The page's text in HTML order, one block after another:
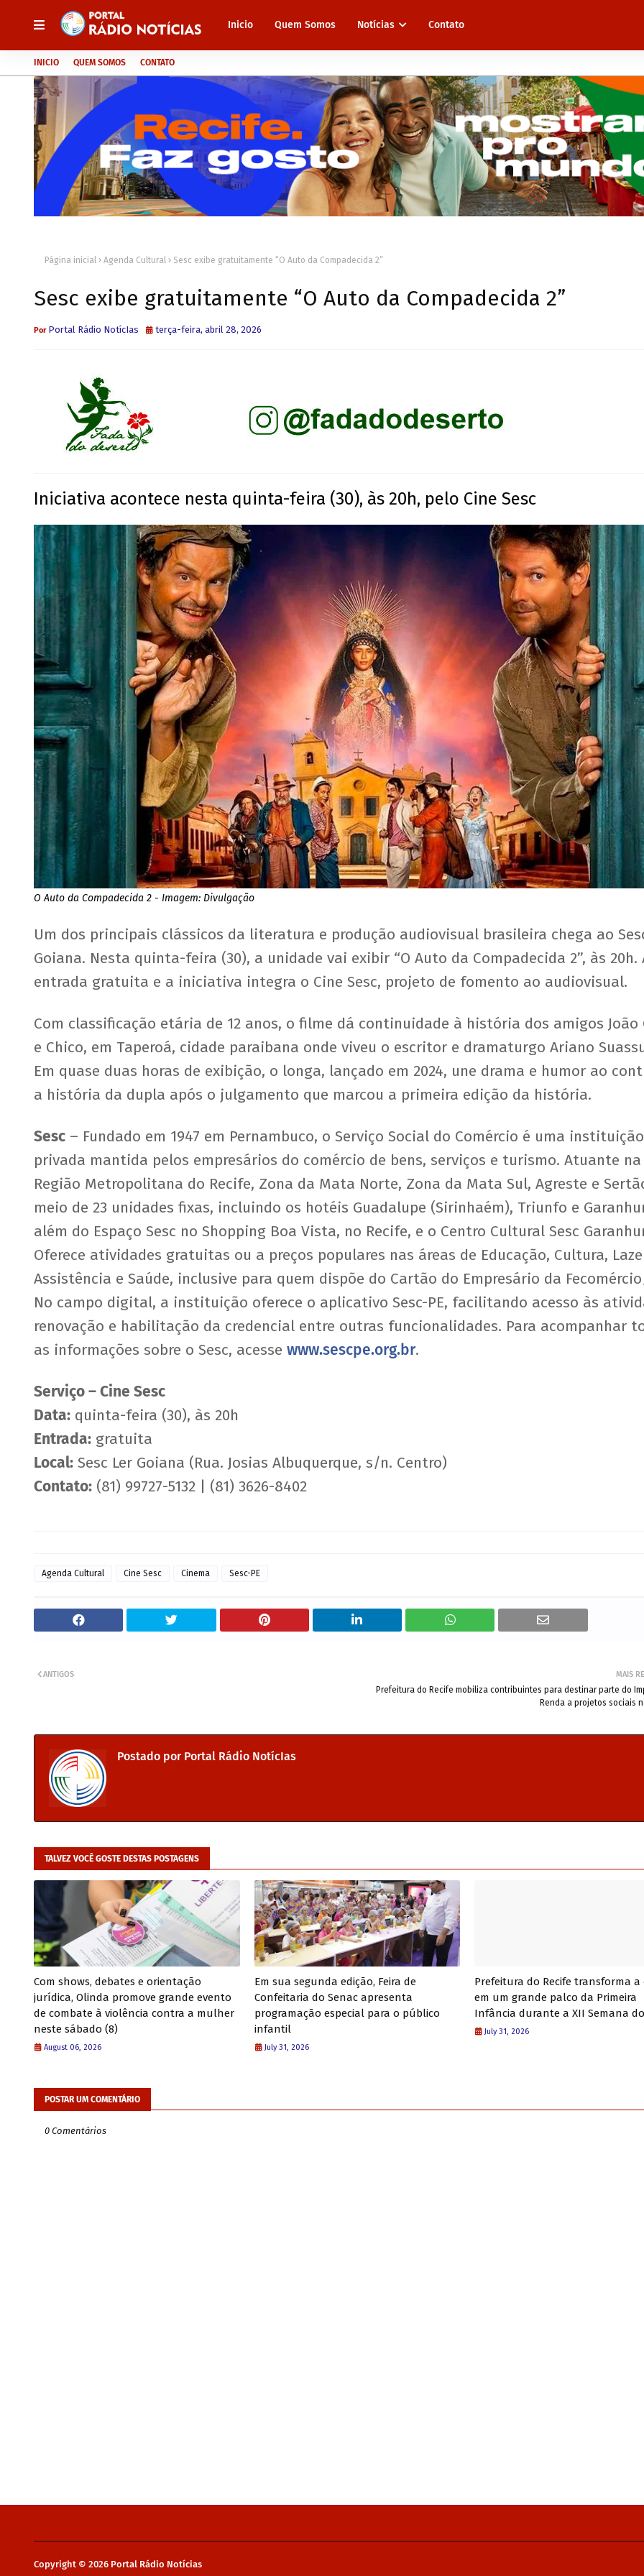
Inicio Quem Somos Notícias Contato
INICIO QUEM SOMOS CONTATO
Página inicial Agenda Cultural Sesc exibe gratuitamente “O Auto da Compadecida 2”
Sesc exibe gratuitamente “O Auto da Compadecida 2”
Portal Rádio NotícIas terça-feira, abril 28, 2026
Iniciativa acontece nesta quinta-feira (30), às 20h, pelo Cine Sesc
O Auto da Compadecida 2 - Imagem: Divulgação
Um dos principais clássicos da literatura e produção audiovisual brasileira chega ao
Goiana. Nesta quinta-feira (30), a unidade vai exibir “O Auto da Compadecida 2”, às 20h.
entrada gratuita e a iniciativa integra o Cine Sesc, projeto de fomento ao audiovisual.
Com classificação etária de 12 anos, o filme dá continuidade à história dos amigos João
e Chico, em Taperoá, cidade paraibana onde viveu o escritor e dramaturgo Ariano
Em quase duas horas de exibição, o longa, lançado em 2024, une drama e humor ao
a história da dupla após o julgamento que marcou a primeira edição da história.
Sesc – Fundado em 1947 em Pernambuco, o Serviço Social do Comércio é uma instituição
privada mantida pelos empresários do comércio de bens, serviços e turismo. Atuante na
Região Metropolitana do Recife, Zona da Mata Norte, Zona da Mata Sul, Agreste e
meio de 23 unidades fixas, incluindo os hotéis Guadalupe (Sirinhaém), Triunfo e
além do Espaço Sesc no Shopping Boa Vista, no Recife, e o Centro Cultural Sesc
Oferece atividades gratuitas ou a preços populares nas áreas de Educação, Cultura,
Assistência e Saúde, inclusive para quem dispõe do Cartão do Empresário da
No campo digital, a instituição oferece o aplicativo Sesc-PE, facilitando acesso às
renovação e habilitação da credencial entre outras funcionalidades. Para acompanhar
as informações sobre o Sesc, acesse www.sescpe.org.br.
Serviço – Cine Sesc
Data: quinta-feira (30), às 20h
Entrada: gratuita
Local: Sesc Ler Goiana (Rua. Josias Albuquerque, s/n. Centro)
Contato: (81) 99727-5132 | (81) 3626-8402
Agenda Cultural Cine Sesc Cinema Sesc-PE
MAIS
Prefeitura do Recife mobiliza contribuintes para destinar parte do
Renda a projetos sociais
ANTIGOS
Postado porPortal Rádio NotícIas
TALVEZ VOCÊ GOSTE DESTAS POSTAGENS
Com shows, debates e orientação
jurídica, Olinda promove grande evento
de combate à violência contra a mulher
neste sábado (8)
August 06, 2026
Em sua segunda edição, Feira de
Confeitaria do Senac apresenta
programação especial para o público
infantil
July 31, 2026
Prefeitura do Recife transforma a
em um grande palco da Primeira
Infância durante a XII Semana
July 31, 2026
POSTAR UM COMENTÁRIO
0 Comentários
Copyright © 2026 Portal Rádio Notícias